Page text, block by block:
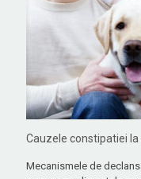
Cauzele constipatiei
Mecanismele de